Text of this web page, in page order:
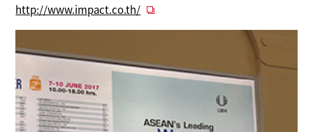
http://www.impact.co.th/